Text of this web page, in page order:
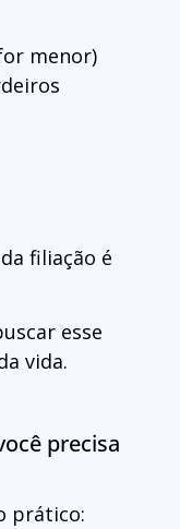
menor)
filiação é
esse
vida.
precisa
prático: